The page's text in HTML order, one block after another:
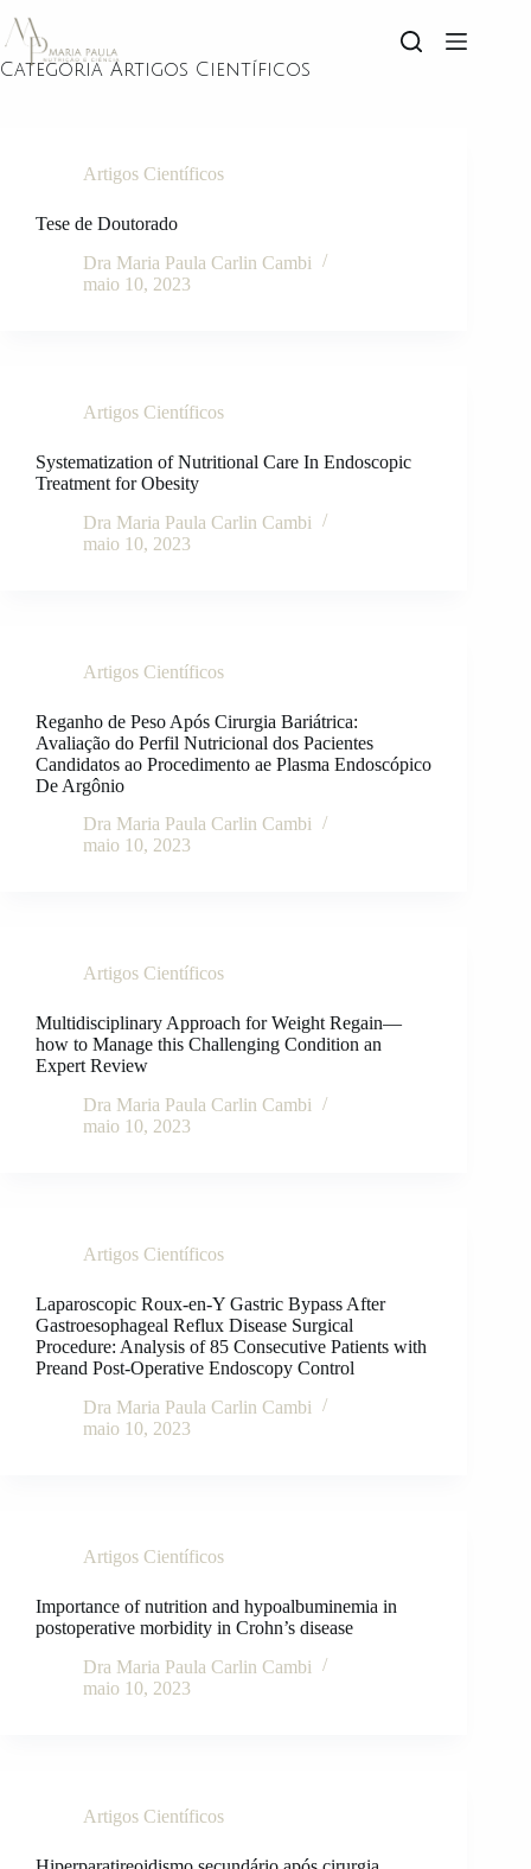
Categoria Artigos Científicos
Artigos Científicos
Tese de Doutorado
Dra Maria Paula Carlin Cambi
maio 10, 2023
Artigos Científicos
Systematization of Nutritional Care In Endoscopic
Treatment for Obesity
Dra Maria Paula Carlin Cambi
maio 10, 2023
Artigos Científicos
Reganho de Peso Após Cirurgia Bariátrica:
Avaliação do Perfil Nutricional dos Pacientes
Candidatos ao Procedimento ae Plasma Endoscópico
De Argônio
Dra Maria Paula Carlin Cambi
maio 10, 2023
Artigos Científicos
Multidisciplinary Approach for Weight Regain—
how to Manage this Challenging Condition an
Expert Review
Dra Maria Paula Carlin Cambi
maio 10, 2023
Artigos Científicos
Laparoscopic Roux-en-Y Gastric Bypass After
Gastroesophageal Reflux Disease Surgical
Procedure: Analysis of 85 Consecutive Patients with
Preand Post-Operative Endoscopy Control
Dra Maria Paula Carlin Cambi
maio 10, 2023
Artigos Científicos
Importance of nutrition and hypoalbuminemia in
postoperative morbidity in Crohn’s disease
Dra Maria Paula Carlin Cambi
maio 10, 2023
Artigos Científicos